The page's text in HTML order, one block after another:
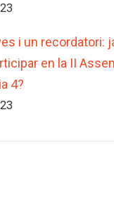
i un recordatori:
en la II
4?